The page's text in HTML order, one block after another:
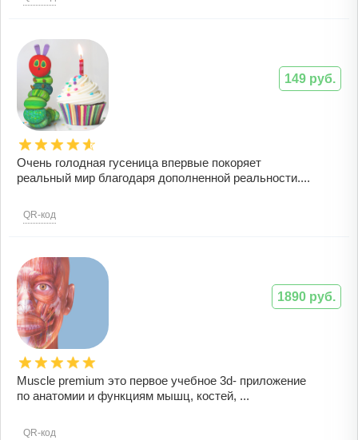
Очень голодная гусеница впервые покоряет
реальный мир благодаря дополненной реальности....
QR-код
149 руб.
Muscle premium это первое учебное 3d- приложение
по анатомии и функциям мышц, костей, ...
QR-код
1890 руб.